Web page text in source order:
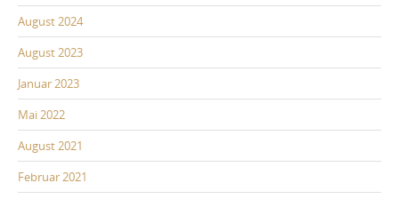
August 2024
August 2023
Januar 2023
Mai 2022
August 2021
Februar 2021